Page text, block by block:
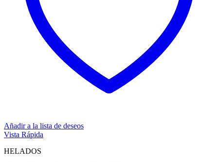
Añadir a la lista de deseos
Vista Rápida
HELADOS